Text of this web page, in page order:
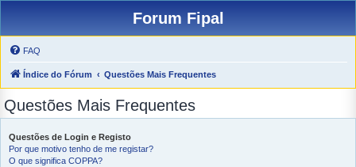
Forum Fipal
FAQ
Índice do Fórum Questões Mais Frequentes
Questões Mais Frequentes
Questões de Login e Registo
Por que motivo tenho de me registar?
O que significa COPPA?